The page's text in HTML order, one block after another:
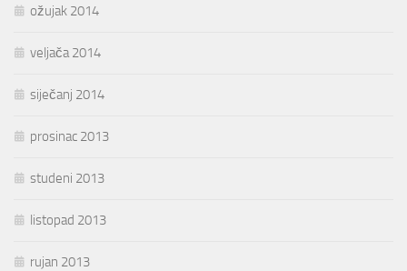
ožujak 2014
veljača 2014
siječanj 2014
prosinac 2013
studeni 2013
listopad 2013
rujan 2013